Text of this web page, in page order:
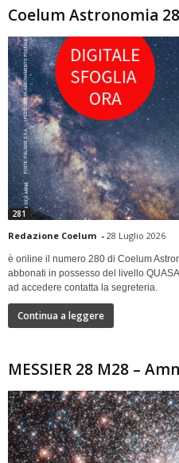
Coelum Astronomia
281
Redazione Coelum - 28 Luglio 2026
è online il numero 280 di Coelum
abbonati in possesso del livello
ad accedere contatta la segreteria.
Continua a leggere
MESSIER 28 M28 –